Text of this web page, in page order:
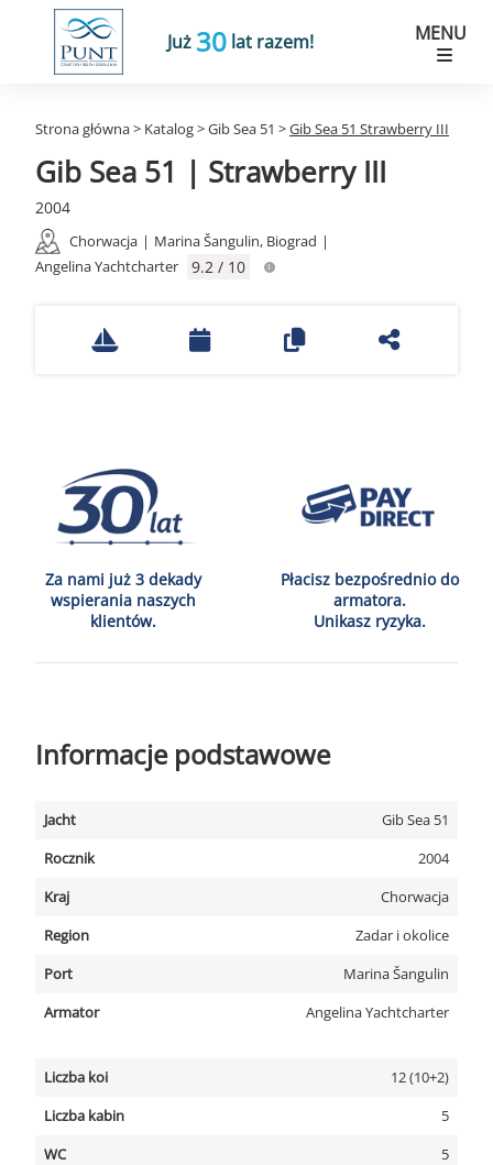
Już 30 lat razem! MENU
Strona główna> Katalog>Gib Sea 51 >Gib Sea 51 Strawberry III
Gib Sea 51 | Strawberry III
2004
Chorwacja | Marina Šangulin, Biograd |
Angelina Yachtcharter
9.2 / 10
Za nami już 3 dekady
wspierania naszych
klientów.
Płacisz bezpośrednio do
armatora.
Unikasz ryzyka.
Informacje podstawowe
Jacht
Gib Sea 51
Rocznik
2004
Kraj
Chorwacja
Region
Zadar i okolice
Port
Marina Šangulin
Armator
Angelina Yachtcharter
Liczba koi
12 (10+2)
Liczba kabin
5
WC
5